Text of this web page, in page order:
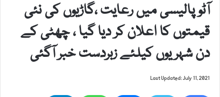
آٹو پالیسی میں رعایت ،گاڑیوں کی نئی
قیمتوں کا اعلان کر دیا گیا ، چھٹی کے
دن شہریوں کیلئے زبردست خبر آگئی
Last Updated: July 11, 2021